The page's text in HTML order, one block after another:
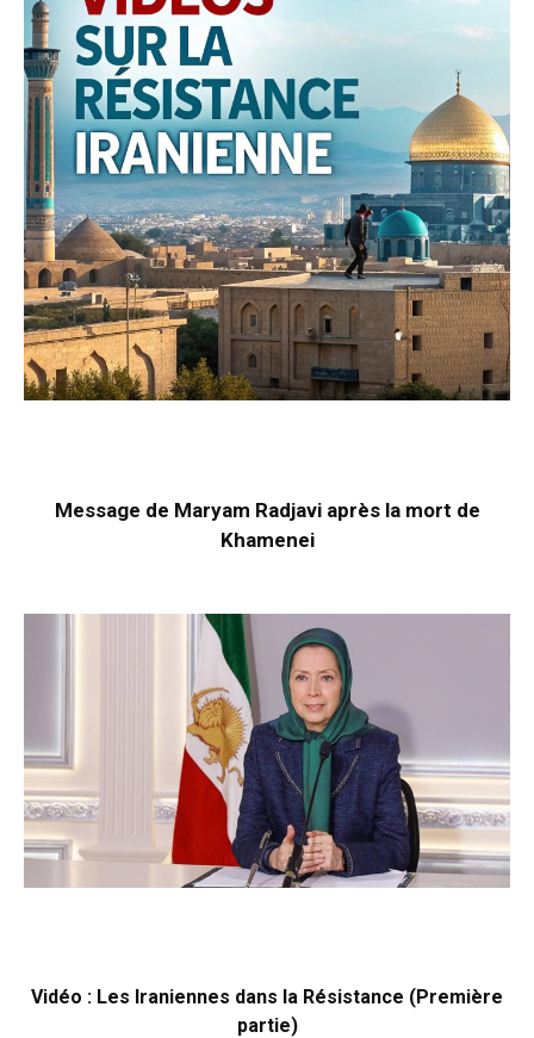
Message de Maryam Radjavi après la mort de
Khamenei
Vidéo : Les Iraniennes dans la Résistance (Première
partie)